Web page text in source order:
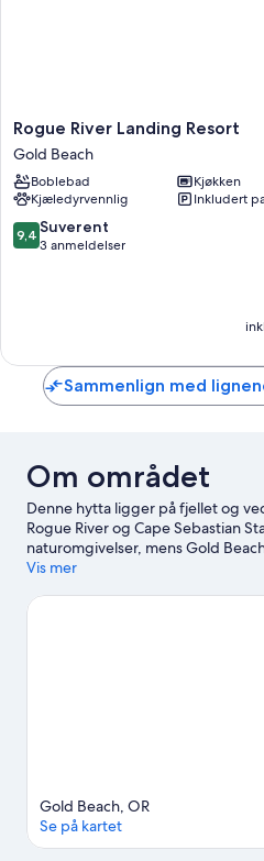
Rogue
River
Landing
Resort
Gold
Beach
Rogue River Landing Resort
Gold Beach
Boblebad
Kjøkken
Kjæledyrvennlig
Inkludert
9.4
av
9,4 Suverent
3 anmeldelser
Sammenlign med
Om området
Denne hytta ligger på fjellet og
Rogue River og Cape Sebastian
naturomgivelser, mens Gold
Gardens er noen av attraksjonene
dessuten oppleve naturen i
Vis mer
Gold Beach, OR
Se på kartet